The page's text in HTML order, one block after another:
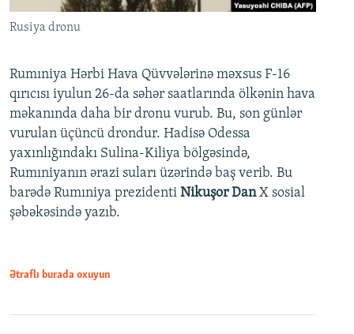
Rusiya dronu
Rumıniya Hərbi Hava Qüvvələrinə məxsus F-16
qırıcısı iyulun 26-da səhər saatlarında ölkənin hava
məkanında daha bir dronu vurub. Bu, son günlər
vurulan üçüncü drondur. Hadisə Odessa
yaxınlığındakı Sulina-Kiliya bölgəsində,
Rumıniyanın ərazi suları üzərində baş verib. Bu
barədə Rumıniya prezidenti Nikuşor DanX sosial
şəbəkəsində yazıb.
Ətraflı burada oxuyun